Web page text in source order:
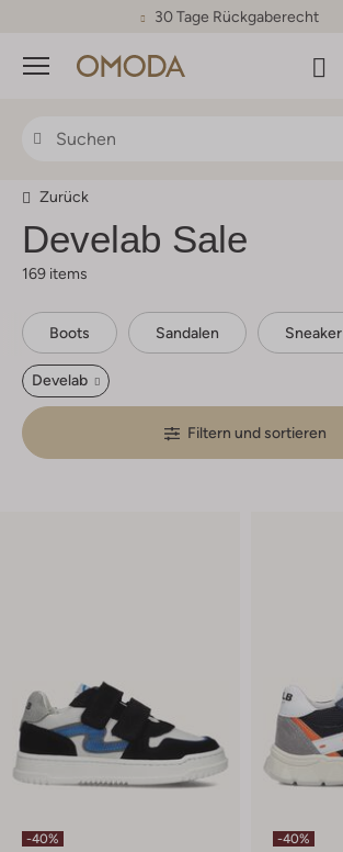
30 Tage Rückgaberecht
Menü
Zurück
Develab Sale
169 items
Boots Sandalen Sneaker
Develab
Filtern und sortieren
-40% -40%